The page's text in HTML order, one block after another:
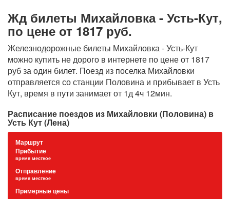
Жд билеты Михайловка - Усть-Кут,
по цене от 1817 руб.
Железнодорожные билеты Михайловка - Усть-Кут
можно купить не дорого в интернете по цене от 1817
руб за один билет. Поезд из поселка Михайловки
отправляется со станции Половина и прибывает в Усть
Кут, время в пути занимает от 1д 4ч 12мин.
Расписание поездов из Михайловки (Половина) в
Усть Кут (Лена)
Маршрут
Прибытие
время местное
Отправление
время местное
Примерные цены